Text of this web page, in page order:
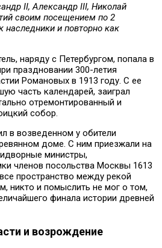
II, Александр III, Николай
своим посещением по 2
наследники и повторно как
наряду с Петербургом, попала в
праздновании 300-летия
Романовых в 1913 году. С ее
часть календарей, заиграл
отремонтированный и
собор.
в возведенном у обители
доме. С ним приезжали на
министры,
членов посольства Москвы 1613
пространство между рекой
никто и помыслить не мог о том,
финала истории древней
и возрождение